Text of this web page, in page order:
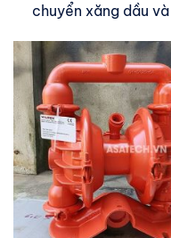
chuyển xăng dầu